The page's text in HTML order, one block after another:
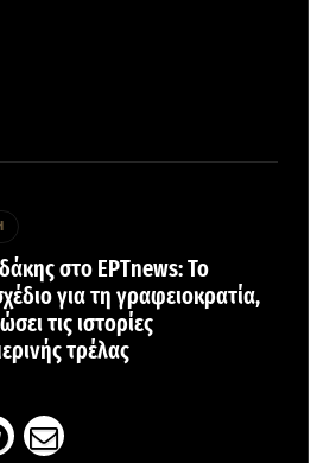
στο ΕΡΤnews: Το
για τη γραφειοκρατία,
τις ιστορίες
τρέλας